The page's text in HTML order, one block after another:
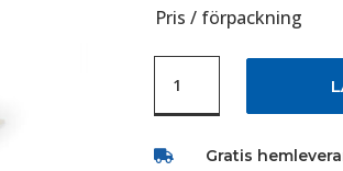
Pris / förpackning
mängd
 Gratis